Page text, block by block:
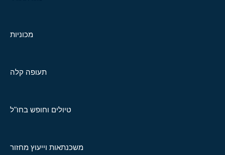
מכוניות
תעופה קלה
טיולים וחופש בחו"ל
משכנתאות וייעוץ מחזור